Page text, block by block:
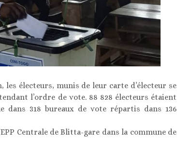
électeurs, munis de leur carte d’électeur se
l’ordre de vote. 88 828 électeurs étaient
318 bureaux de vote répartis dans 136
Centrale de Blitta-gare dans la commune de